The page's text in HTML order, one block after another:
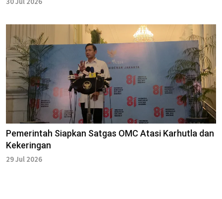
Pemerintah Siapkan Satgas OMC Atasi Karhutla dan
Kekeringan
29 Jul 2026